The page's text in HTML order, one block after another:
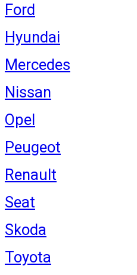
Ford
Hyundai
Mercedes
Nissan
Opel
Peugeot
Renault
Seat
Skoda
Toyota